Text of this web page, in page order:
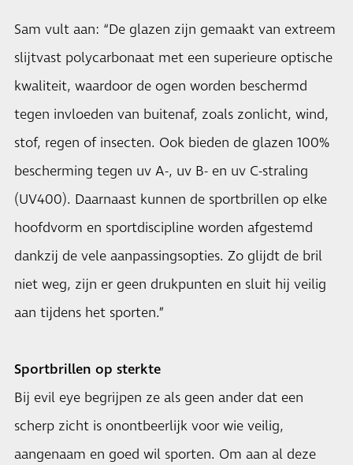
Sam vult aan: “De glazen zijn gemaakt van extreem
slijtvast polycarbonaat met een superieure optische
kwaliteit, waardoor de ogen worden beschermd
tegen invloeden van buitenaf, zoals zonlicht, wind,
stof, regen of insecten. Ook bieden de glazen 100%
bescherming tegen uv A-, uv B- en uv C-straling
(UV400). Daarnaast kunnen de sportbrillen op elke
hoofdvorm en sportdiscipline worden afgestemd
dankzij de vele aanpassingsopties. Zo glijdt de bril
niet weg, zijn er geen drukpunten en sluit hij veilig
aan tijdens het sporten.”
Sportbrillen op sterkte
Bij evil eye begrijpen ze als geen ander dat een
scherp zicht is onontbeerlijk voor wie veilig,
aangenaam en goed wil sporten. Om aan al deze